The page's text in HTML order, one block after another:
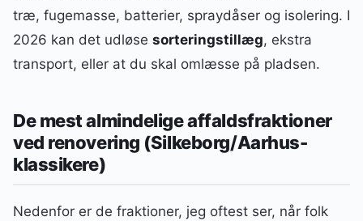
træ, fugemasse, batterier, spraydåser og isolering. I
2026 kan det udløse sorteringstillæg, ekstra
transport, eller at du skal omlæsse på pladsen.
De mest almindelige affaldsfraktioner
ved renovering (Silkeborg/Aarhus-
klassikere)
Nedenfor er de fraktioner, jeg oftest ser, når folk